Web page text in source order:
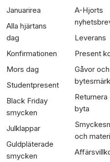
Januarirea
Alla hjärtans
dag
Konfirmationen
Mors dag
Studentpresent
Black Friday
smycken
Julklappar
Guldpläterade
smycken
A-Hjorts
Leverans
Present
Gåvor och
Returnera
byta
och